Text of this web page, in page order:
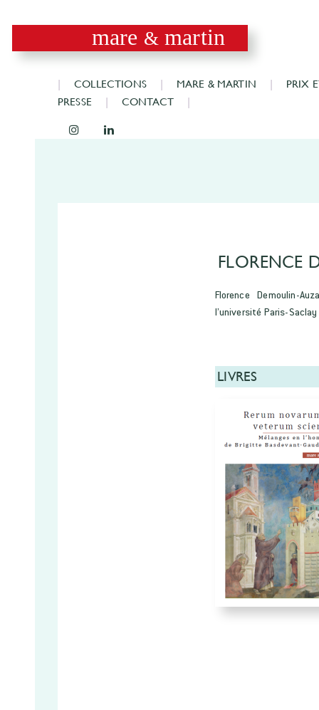
mare & martin
COLLECTIONS MARE & MARTIN
PRIX
PRESSE
CONTACT
FLORENCE
Florence Demoulin-
l’université Paris-
LIVRES